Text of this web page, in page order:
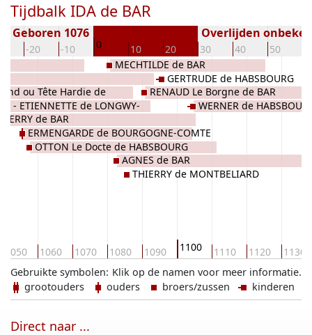
Tijdbalk IDA de BAR
-20 -10 0 10 20 30 40 50
Geboren 1076 Overlijden
1050 1060 1070 1080 1090 1100 1110 1120 1130
ou Tête Hardie de
- ETIENNETTE de LONGWY-
de BAR
ERMENGARDE de BOURGOGNE-COMTE
OTTON Le Docte de HABSBOURG
MECHTILDE de BAR
AGNES de BAR
THIERRY de MONTBELIARD
RENAUD Le Borgne de BAR
GERTRUDE de HABSBOURG
WERNER de
Klik op de namen voor meer informatie.
Gebruikte symbolen:
grootouders
ouders broers/zussen kinderen
Direct naar ...